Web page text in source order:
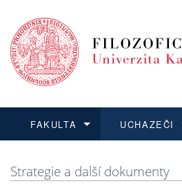
FAKULTA UCHAZEČI
Strategie a další dokumenty